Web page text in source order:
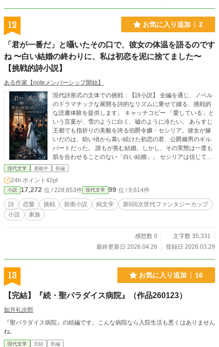
12 お気に入り追加 2
「君が一番だ」と囁いたその口で、彼女の体温を語るのです
ね 〜白い結婚の終わりに、私は初恋を泥に捨てました〜
【挑戦的詩小説】
ある作家【noteメンバーシップ開始】
現代詩形式の文体での挑戦：【詩小説】 全編を通じ、ノベル
のドラマチックな展開を詩的なリズムに乗せて綴る、挑戦的
な読書体験を提供します。 キャッチコピー 「愛している」と
いう言葉が、雪のように白く、嘘のように冷たい。 あらすじ
王都でも指折りの美貌を誇る伯爵令嬢・セシリア。彼女が嫁
いだのは、幼い頃から慕い続けた初恋の君、公爵嫡男のギル
バートだった。 誰もが羨む結婚。しかし、その実態は一度も
肌を合わせることのない「白い結婚」。 セシリアは信じてい
た。彼が自分を大切に想うあまり、清らかな関係を望んでい
番だ」と囁いてくれるから。 だが、真実の香りは、深夜の静
寂と共に運ばれてくる。 帰宅した夫が纏う、自分のものでは
ない甘すぎる花の匂い。触れた指先から伝わる、雪解けのよ
うに生々しい「他者の体温」。 彼は、私を「一番」と呼びな
が泥にまみれていく時、セシリアは決意する。この空虚な寝
室を、そして愛という名の欺瞞を、自らの手で終わらせるこ
魅力・特徴 温度と匂いの対比: 夫との冷え切った関係（氷・
白）と、彼が持ち帰る浮気の残滓（熱・泥・情欲）を、徹底
現代文学 連載中 長編
24h.ポイント 42pt
小説 17,272 位 / 228,653件 現代文学 99 位 / 9,614件
詩 恋愛 挑戦 前衛小説 純文学
第6回次世代ファンタジーカップ
小説
家族
感想数 0
文字数 35,331
最終更新日 2026.04.26
登録日 2026.03.29
13 お気に入り追加 16
【完結】『続・聖パラダイス病院』（作品260123）
如月礼次郎
『聖パラダイス病院』の続編です。こんな病院なら入院生活も悪くはありません
ね。
現代文学 完結 長編